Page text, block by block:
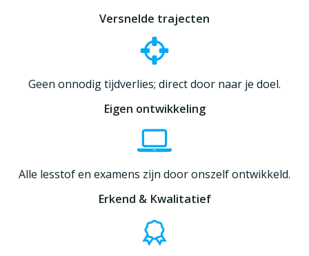
Versnelde trajecten
Geen onnodig tijdverlies; direct door naar je doel.
Eigen ontwikkeling
Alle lesstof en examens zijn door onszelf ontwikkeld.
Erkend & Kwalitatief